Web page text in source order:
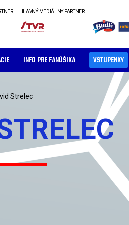
HLAVNÝ MEDIÁLNY PARTNER
INFO PRE FANÚŠIKA VSTUPENKY
Strelec